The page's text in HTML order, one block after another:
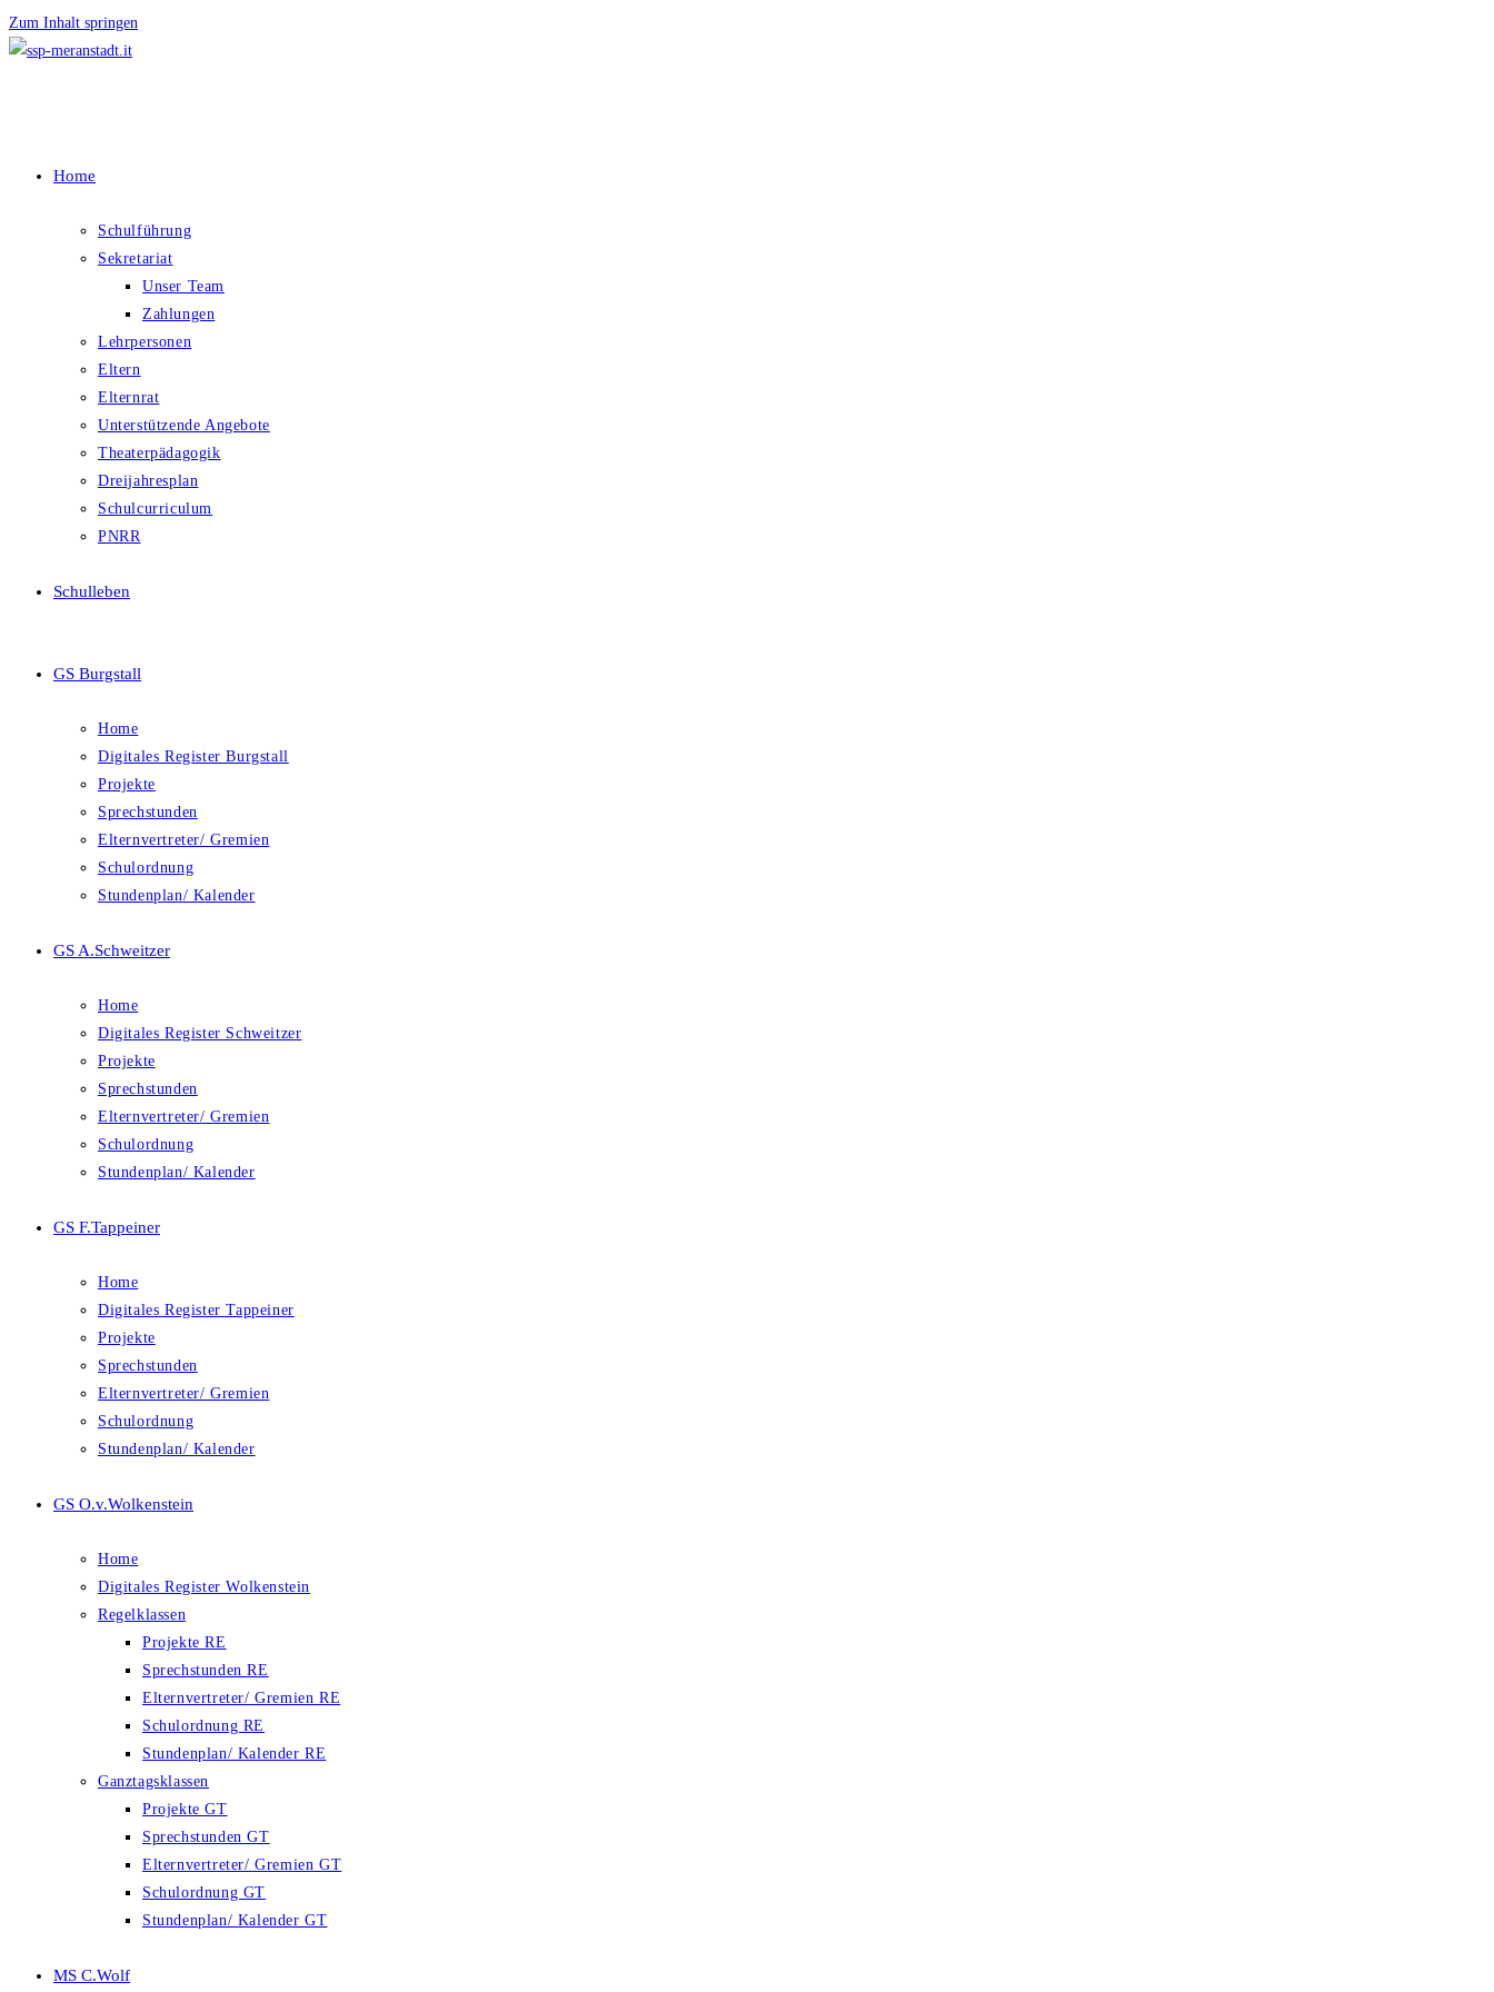
Zum Inhalt springen
Home
Schulführung
Sekretariat
Unser Team
Zahlungen
Lehrpersonen
Eltern
Elternrat
Unterstützende Angebote
Theaterpädagogik
Dreijahresplan
Schulcurriculum
PNRR
Schulleben
GS Burgstall
Home
Digitales Register Burgstall
Projekte
Sprechstunden
Elternvertreter/ Gremien
Schulordnung
Stundenplan/ Kalender
GS A.Schweitzer
Home
Digitales Register Schweitzer
Projekte
Sprechstunden
Elternvertreter/ Gremien
Schulordnung
Stundenplan/ Kalender
GS F.Tappeiner
Home
Digitales Register Tappeiner
Projekte
Sprechstunden
Elternvertreter/ Gremien
Schulordnung
Stundenplan/ Kalender
GS O.v.Wolkenstein
Home
Digitales Register Wolkenstein
Regelklassen
Projekte RE
Sprechstunden RE
Elternvertreter/ Gremien RE
Schulordnung RE
Stundenplan/ Kalender RE
Ganztagsklassen
Projekte GT
Sprechstunden GT
Elternvertreter/ Gremien GT
Schulordnung GT
Stundenplan/ Kalender GT
MS C.Wolf